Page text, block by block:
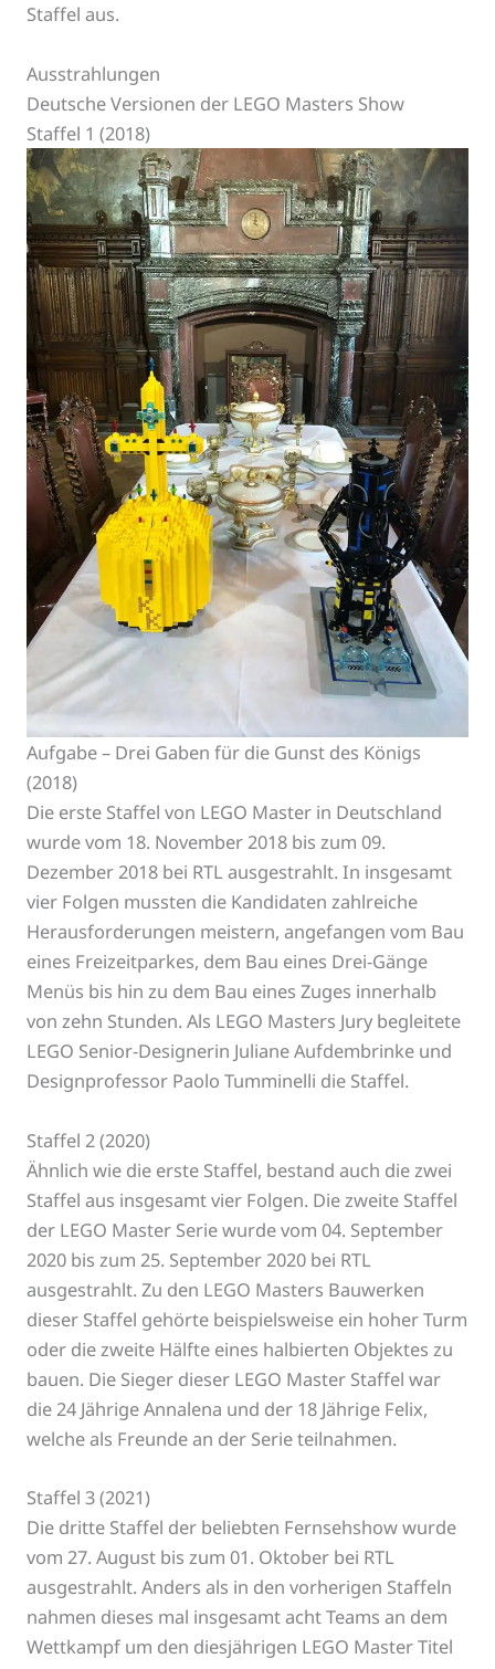
Staffel aus.
Ausstrahlungen
Deutsche Versionen der LEGO Masters Show
Staffel 1 (2018)
Aufgabe – Drei Gaben für die Gunst des Königs
(2018)
Die erste Staffel von LEGO Master in Deutschland
wurde vom 18. November 2018 bis zum 09.
Dezember 2018 bei RTL ausgestrahlt. In insgesamt
vier Folgen mussten die Kandidaten zahlreiche
Herausforderungen meistern, angefangen vom Bau
eines Freizeitparkes, dem Bau eines Drei-Gänge
Menüs bis hin zu dem Bau eines Zuges innerhalb
von zehn Stunden. Als LEGO Masters Jury begleitete
LEGO Senior-Designerin Juliane Aufdembrinke und
Designprofessor Paolo Tumminelli die Staffel.
Staffel 2 (2020)
Ähnlich wie die erste Staffel, bestand auch die zwei
Staffel aus insgesamt vier Folgen. Die zweite Staffel
der LEGO Master Serie wurde vom 04. September
2020 bis zum 25. September 2020 bei RTL
ausgestrahlt. Zu den LEGO Masters Bauwerken
dieser Staffel gehörte beispielsweise ein hoher Turm
oder die zweite Hälfte eines halbierten Objektes zu
bauen. Die Sieger dieser LEGO Master Staffel war
die 24 Jährige Annalena und der 18 Jährige Felix,
welche als Freunde an der Serie teilnahmen.
Staffel 3 (2021)
Die dritte Staffel der beliebten Fernsehshow wurde
vom 27. August bis zum 01. Oktober bei RTL
ausgestrahlt. Anders als in den vorherigen Staffeln
nahmen dieses mal insgesamt acht Teams an dem
Wettkampf um den diesjährigen LEGO Master Titel